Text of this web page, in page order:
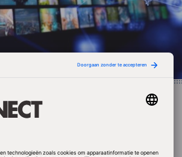
jaar, meldt Exact.